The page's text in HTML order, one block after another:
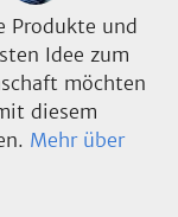
Produkte und
Idee zum
möchten
diesem
Mehr über